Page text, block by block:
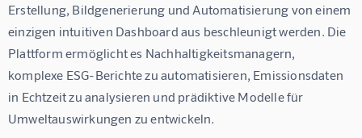
Erstellung, Bildgenerierung und Automatisierung von einem
einzigen intuitiven Dashboard aus beschleunigt werden. Die
Plattform ermöglicht es Nachhaltigkeitsmanagern,
komplexe ESG-Berichte zu automatisieren, Emissionsdaten
in Echtzeit zu analysieren und prädiktive Modelle für
Umweltauswirkungen zu entwickeln.